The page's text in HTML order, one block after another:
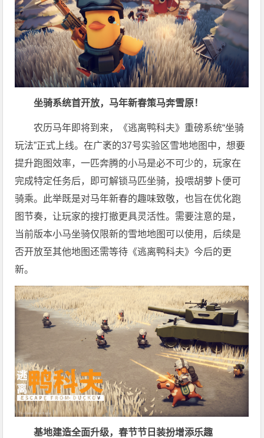
坐骑系统首开放，马年新春策马奔雪原！
农历马年即将到来，《逃离鸭科夫》重磅系统“坐骑
玩法”正式上线。在广袤的37号实验区雪地地图中，想要
提升跑图效率，一匹奔腾的小马是必不可少的，玩家在
完成特定任务后，即可解锁马匹坐骑，投喂胡萝卜便可
骑乘。此举既是对马年新春的趣味致敬，也旨在优化跑
图节奏，让玩家的搜打撤更具灵活性。需要注意的是，
当前版本小马坐骑仅限新的雪地地图可以使用，后续是
否开放至其他地图还需等待《逃离鸭科夫》今后的更
新。
基地建造全面升级，春节节日装扮增添乐趣